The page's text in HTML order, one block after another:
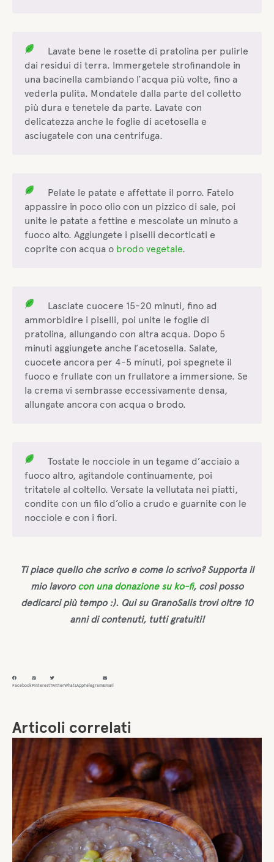
Lavate bene le rosette di pratolina per pulirle
dai residui di terra. Immergetele strofinandole in
una bacinella cambiando l’acqua più volte, fino a
vederla pulita. Mondatele dalla parte del colletto
più dura e tenetele da parte. Lavate con
delicatezza anche le foglie di acetosella e
asciugatele con una centrifuga.
Pelate le patate e affettate il porro. Fatelo
appassire in poco olio con un pizzico di sale, poi
unite le patate a fettine e mescolate un minuto a
fuoco alto. Aggiungete i piselli decorticati e
coprite con acqua o brodo vegetale.
Lasciate cuocere 15-20 minuti, fino ad
ammorbidire i piselli, poi unite le foglie di
pratolina, allungando con altra acqua. Dopo 5
minuti aggiungete anche l’acetosella. Salate,
cuocete ancora per 4-5 minuti, poi spegnete il
fuoco e frullate con un frullatore a immersione. Se
la crema vi sembrasse eccessivamente densa,
allungate ancora con acqua o brodo.
Tostate le nocciole in un tegame d’acciaio a
fuoco altro, agitandole continuamente, poi
tritatele al coltello. Versate la vellutata nei piatti,
condite con un filo d’olio a crudo e guarnite con le
nocciole e con i fiori.
Ti piace quello che scrivo e come lo scrivo? Supporta il
mio lavoro con una donazione su ko-fi, così posso
dedicarci più tempo :). Qui su GranoSalis trovi oltre 10
anni di contenuti, tutti gratuiti!
FacebookPinterestTwitterWhatsAppTelegramEmail
Articoli correlati